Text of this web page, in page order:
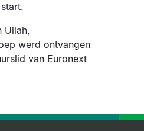
Ullah,
werd ontvangen
van Euronext